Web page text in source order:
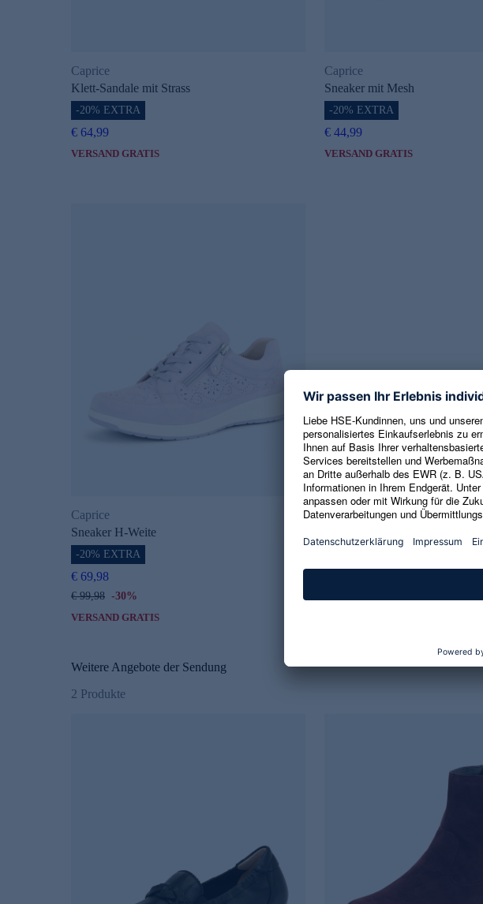
Caprice
Klett-Sandale mit Strass
-20% EXTRA
€ 64,99
VERSAND GRATIS
Caprice
Sneaker mit Mesh
-20% EXTRA
€ 44,99
VERSAND GRATIS
Caprice
Sneaker H-Weite
-20% EXTRA
€ 69,98
€ 99,98 -30%
VERSAND GRATIS
Weitere Angebote der Sendung
2 Produkte